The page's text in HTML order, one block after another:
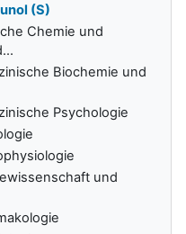
(S)
Chemie und
Biochemie und
Psychologie
und